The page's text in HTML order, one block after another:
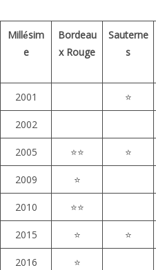
Millésim
e
Bordeau
x Rouge
Sauterne
s
2001 ⭐
2002
2005 ⭐⭐ ⭐
2009 ⭐
2010 ⭐⭐
2015 ⭐ ⭐
2016 ⭐